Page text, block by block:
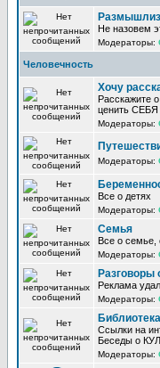
Не назовем
Модераторы:
Человечность
Хочу
Расскажите
ценить СЕБЯ
Модераторы:
Модераторы:
Все о детях
Модераторы:
Семья
Все о семье,
Модераторы:
Разговоры
Реклама
Модераторы:
Библиотека
Ссылки на
Беседы о
Модераторы: